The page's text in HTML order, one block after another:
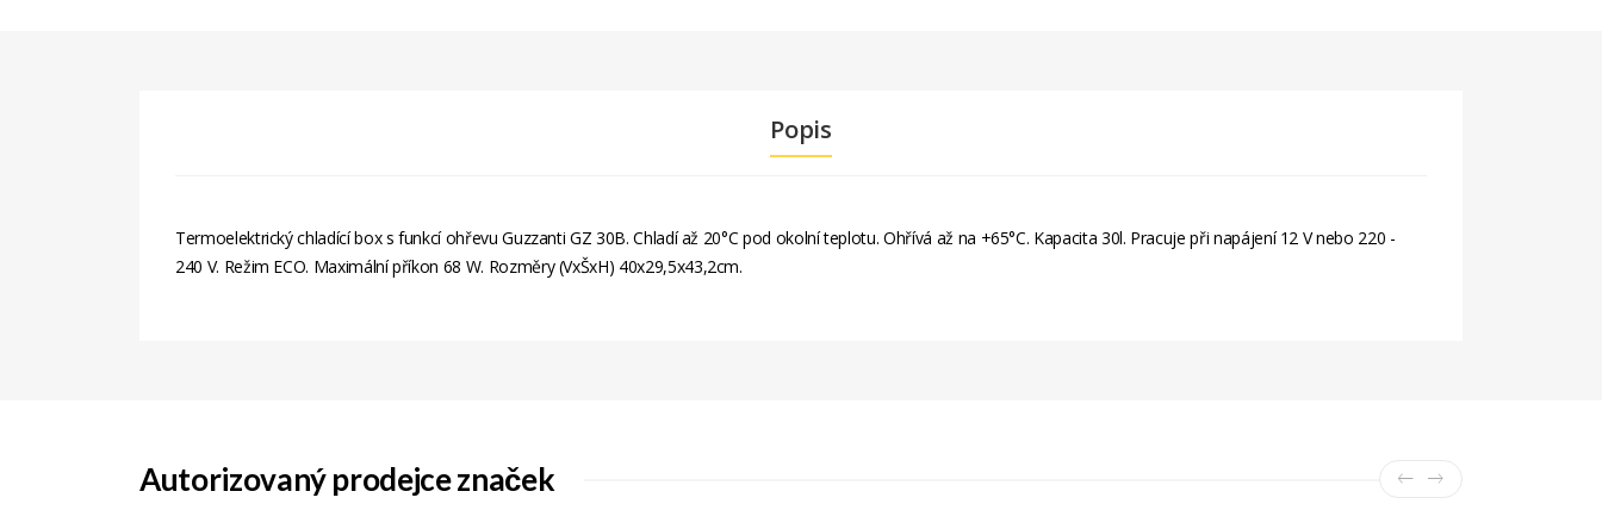
Popis
Termoelektrický chladící box s funkcí ohřevu Guzzanti GZ 30B. Chladí až 20°C pod okolní teplotu. Ohřívá až na +65°C. Kapacita 30l. Pracuje při napájení 12 V nebo 220 -
240 V. Režim ECO. Maximální příkon 68 W. Rozměry (VxŠxH) 40x29,5x43,2cm.
Autorizovaný prodejce značek